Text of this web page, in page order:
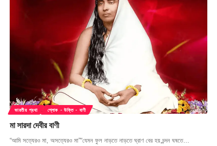
ভারতীয় প্রথা শ্লোক - উক্তি - বাণী
মা সারদা দেবীর বাণী
“আমি সত্যেরও মা, অসত্যেরও মা”“যেমন ফুল নাড়তে নাড়তে ঘ্রাণ বের হয়,চন্দন ঘষতে…